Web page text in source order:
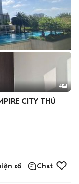
4
CITY THỦ
số Chat